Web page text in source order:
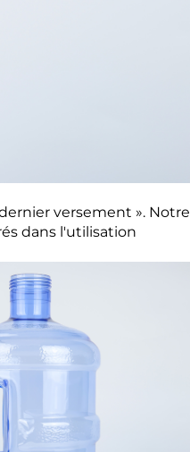
versement ». Notre
dans l'utilisation